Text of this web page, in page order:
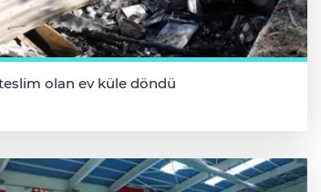
olan ev küle döndü